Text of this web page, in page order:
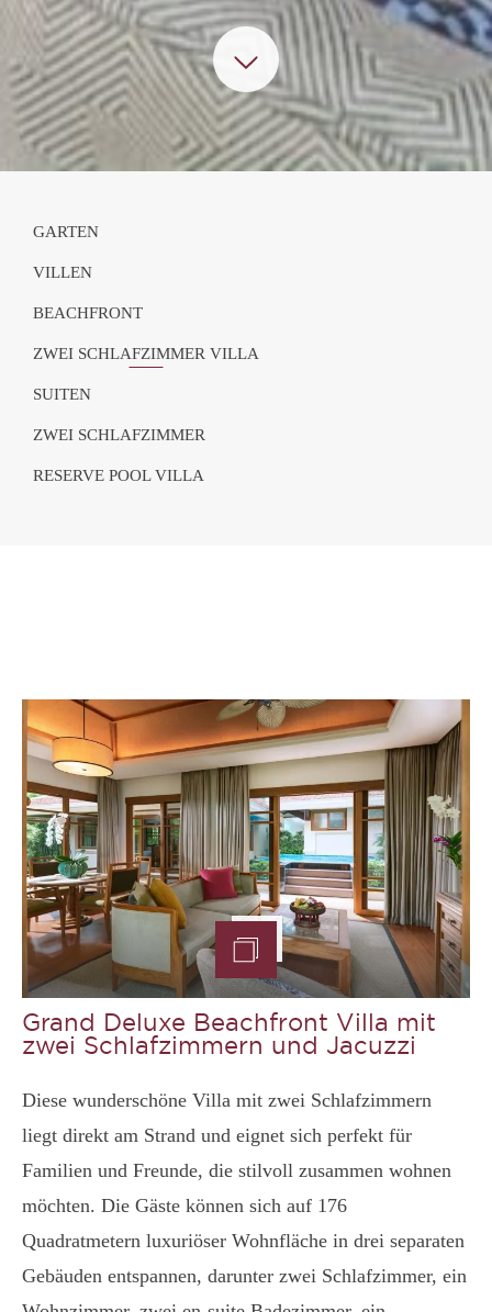
GARTEN
VILLEN
BEACHFRONT
ZWEI SCHLAFZIMMER VILLA
SUITEN
ZWEI SCHLAFZIMMER
RESERVE POOL VILLA
Grand Deluxe Beachfront Villa mit
zwei Schlafzimmern und Jacuzzi
Diese wunderschöne Villa mit zwei Schlafzimmern
liegt direkt am Strand und eignet sich perfekt für
Familien und Freunde, die stilvoll zusammen wohnen
möchten. Die Gäste können sich auf 176
Quadratmetern luxuriöser Wohnfläche in drei separaten
Gebäuden entspannen, darunter zwei Schlafzimmer, ein